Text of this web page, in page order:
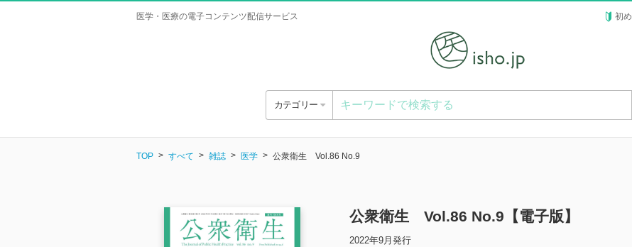
医学・医療の電子コンテンツ配信サービス 初
カテゴリー
TOP すべて 雑誌 医学 公衆衛生 Vol.86 No.9
公衆衛生 Vol.86 No.9【電子版】
2022年9月発行